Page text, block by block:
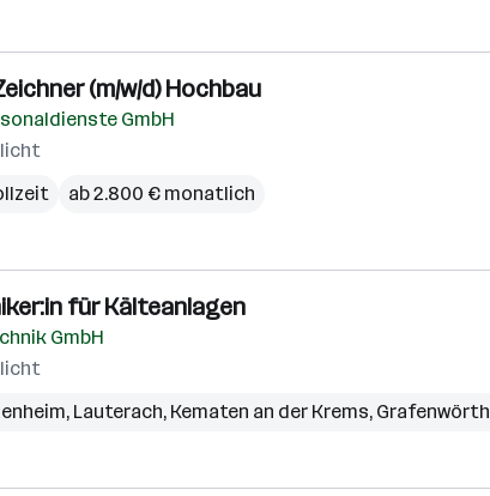
(m/w/d) Hochbau
GmbH
ab 2.800 € monatlich
für Kälteanlagen
GmbH
, Lauterach, Kematen an der Krems, Grafenwörth